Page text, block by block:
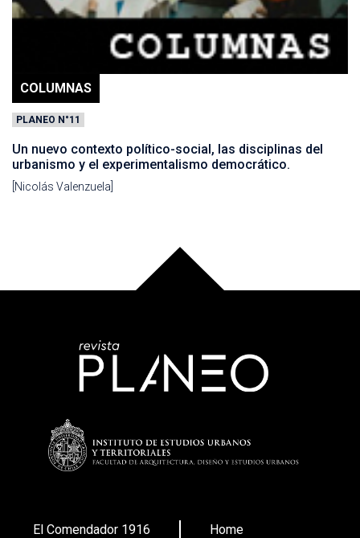
COLUMNAS
PLANEO N°11
Un nuevo contexto político-social, las disciplinas del
urbanismo y el experimentalismo democrático.
[Nicolás Valenzuela]
El Comendador 1916
Home